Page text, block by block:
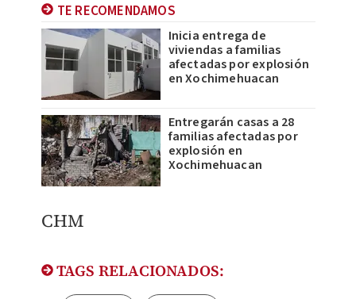
TE RECOMENDAMOS
Inicia entrega de
viviendas a familias
afectadas por explosión
en Xochimehuacan
Entregarán casas a 28
familias afectadas por
explosión en
Xochimehuacan
CHM
TAGS RELACIONADOS: